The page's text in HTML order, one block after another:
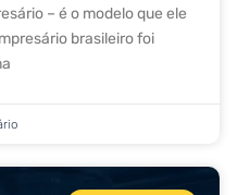
– é o modelo que ele
brasileiro foi